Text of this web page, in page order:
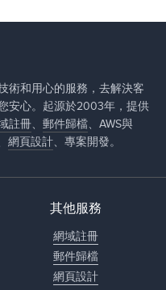
術和用心的服務，去解決客
安心。起源於2003年，提供
註冊、 郵件歸檔、AWS與
網頁設計、專案開發。
其他服務
網域註冊
郵件歸檔
網頁設計